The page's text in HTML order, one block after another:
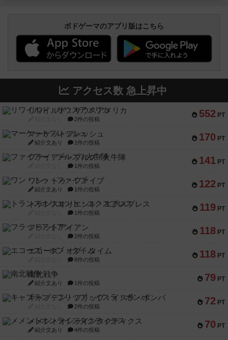
ボドゲーマのアプリ版はこちら
アクセス数 急上昇中
552 PT
リワイルド：サウスアメリカ
2件の投稿
170 PT
マーケットフレッシュ
紹介文あり 1件の投稿
141 PT
ファイアー・ブルズ / 火牛陣
1件の投稿
122 PT
ワン・トゥ・ファイブ
紹介文あり 1件の投稿
119 PT
トランスオリエント・エクスプレス
1件の投稿
118 PT
フラットアイアン
2件の投稿
118 PT
エコーズ・オブ・タイム
8件の投稿
79 PT
南北戦争
紹介文あり 1件の投稿
72 PT
キャプテン・フリップ：イスラ・ボンバ
2件の投稿
70 PT
メメントオンラインタクティクス
紹介文あり 4件の投稿